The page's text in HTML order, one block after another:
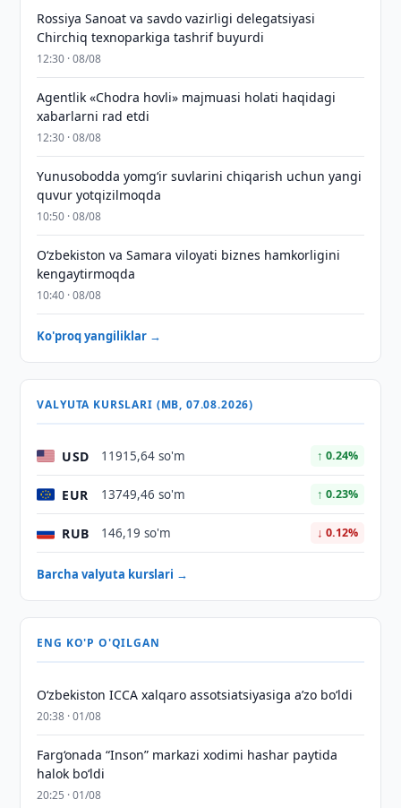
Rossiya Sanoat va savdo vazirligi delegatsiyasi
Chirchiq texnoparkiga tashrif buyurdi
12:30 · 08/08
Agentlik «Chodra hovli» majmuasi holati haqidagi
xabarlarni rad etdi
12:30 · 08/08
Yunusobodda yomg‘ir suvlarini chiqarish uchun yangi
quvur yotqizilmoqda
10:50 · 08/08
Oʻzbekiston va Samara viloyati biznes hamkorligini
kengaytirmoqda
10:40 · 08/08
Ko'proq yangiliklar →
VALYUTA KURSLARI (MB, 07.08.2026)
USD 11915,64 so'm ↑ 0.24%
EUR 13749,46 so'm ↑ 0.23%
RUB 146,19 so'm ↓ 0.12%
Barcha valyuta kurslari →
ENG KO'P O'QILGAN
O‘zbekiston ICCA xalqaro assotsiatsiyasiga aʼzo bo‘ldi
20:38 · 01/08
Farg‘onada “Inson” markazi xodimi hashar paytida
halok bo‘ldi
20:25 · 01/08